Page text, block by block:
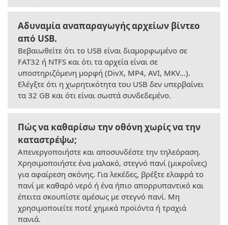
Αδυναμία αναπαραγωγής αρχείων βίντεο
από USB.
Βεβαιωθείτε ότι το USB είναι διαμορφωμένο σε
FAT32 ή NTFS και ότι τα αρχεία είναι σε
υποστηριζόμενη μορφή (DivX, MP4, AVI, MKV...).
Ελέγξτε ότι η χωρητικότητα του USB δεν υπερβαίνει
τα 32 GB και ότι είναι σωστά συνδεδεμένο.
Πώς να καθαρίσω την οθόνη χωρίς να την
καταστρέψω;
Απενεργοποιήστε και αποσυνδέστε την τηλεόραση.
Χρησιμοποιήστε ένα μαλακό, στεγνό πανί (μικροΐνες)
για αφαίρεση σκόνης. Για λεκέδες, βρέξτε ελαφρά το
πανί με καθαρό νερό ή ένα ήπιο απορρυπαντικό και
έπειτα σκουπίστε αμέσως με στεγνό πανί. Μη
χρησιμοποιείτε ποτέ χημικά προϊόντα ή τραχιά
πανιά.